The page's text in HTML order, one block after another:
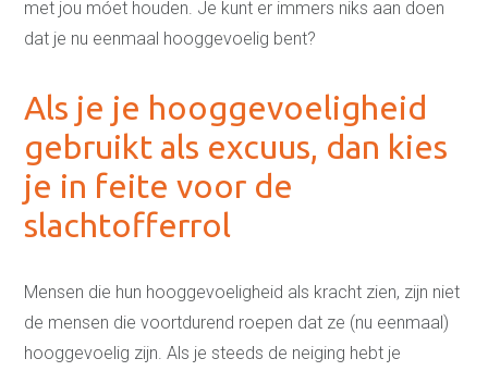
met jou móet houden. Je kunt er immers niks aan doen
dat je nu eenmaal hooggevoelig bent?
Als je je hooggevoeligheid
gebruikt als excuus, dan kies
je in feite voor de
slachtofferrol
Mensen die hun hooggevoeligheid als kracht zien, zijn niet
de mensen die voortdurend roepen dat ze (nu eenmaal)
hooggevoelig zijn. Als je steeds de neiging hebt je